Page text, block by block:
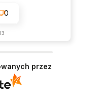
0
przez